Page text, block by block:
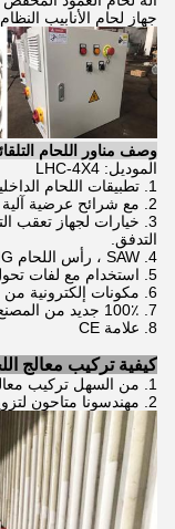
جهاز لحام الأنابيب
وصف مناور اللحام
الموديل: LHC-4X4
1. تطبيقات اللحام الداخلية والخارجية والطولية والخطية.
2. مع شرائح عرضية آلية لضبط موضع مسدس اللحام.
3. خيارات لجهاز تعقب
التدفق.
4. SAW ، رأس اللحام MIG كلها متوفرة.
5. استخدام مع لفات تحول الأنابيب.
6. مكونات إلكترونية من الدرجة الأولى من شركة Schneider.
7. 100٪ جديد من المصنع الأصلي
8. علامة CE
كيفية تركيب معالج
1. من السهل تركيب معالجات اللحام طبقاً لدعم رسومات التركيب لدينا.
2. مهندسونا متاحون لتزويدك بخدمة التثبيت من الباب إلى الباب.